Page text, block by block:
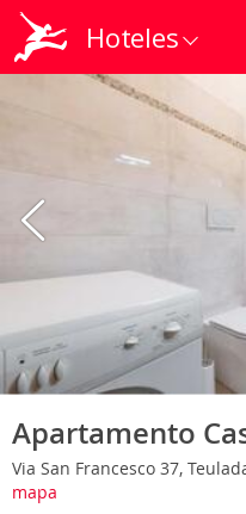
Hoteles
Apartamento
Via San Francesco 37,
mapa